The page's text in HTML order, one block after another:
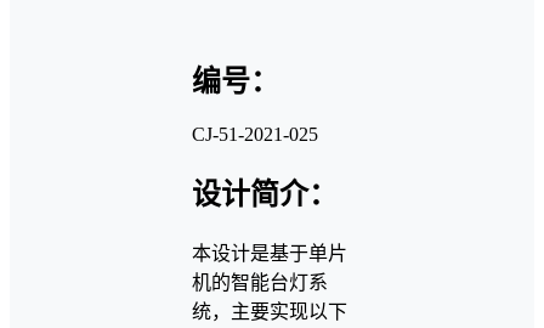
编号：
CJ-51-2021-025
设计简介：
本设计是基于单片
机的智能台灯系
统，主要实现以下